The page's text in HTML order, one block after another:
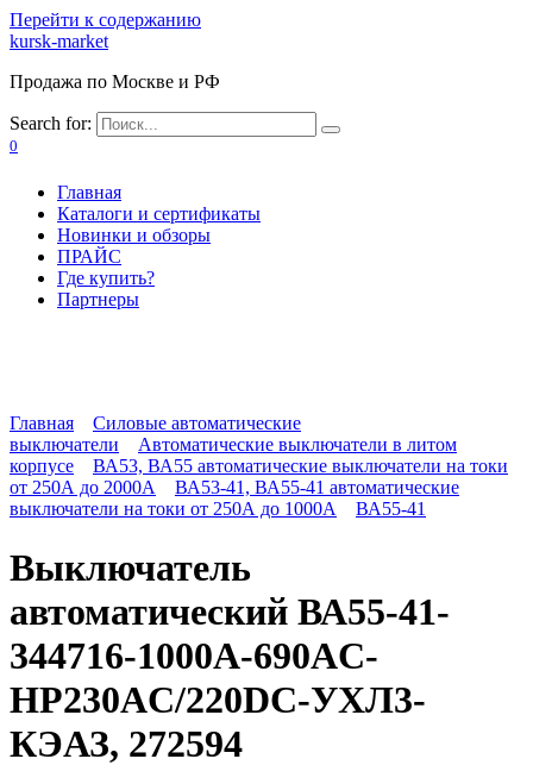
Перейти к содержанию
kursk-market
Продажа по Москве и РФ
Search for:
0
Главная
Каталоги и сертификаты
Новинки и обзоры
ПРАЙС
Где купить?
Партнеры
Главная
Силовые автоматические
выключатели
Автоматические выключатели в литом
корпусе
ВА53, ВА55 автоматические выключатели на токи
от 250А до 2000А
ВА53-41, ВА55-41 автоматические
выключатели на токи от 250А до 1000А
ВА55-41
Выключатель
автоматический ВА55-41-
344716-1000А-690AC-
НР230AC/220DC-УХЛ3-
КЭАЗ, 272594